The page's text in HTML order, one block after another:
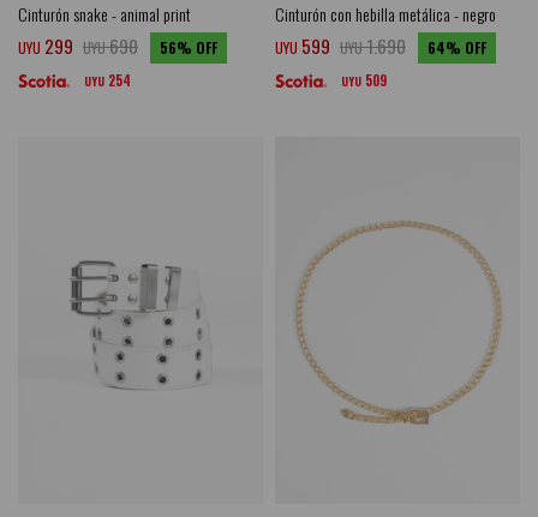
Cinturón snake - animal print
UYU 299 UYU690 56
UYU 254
Cinturón con hebilla metálica - negro
UYU 599 UYU1.690 64
UYU 509